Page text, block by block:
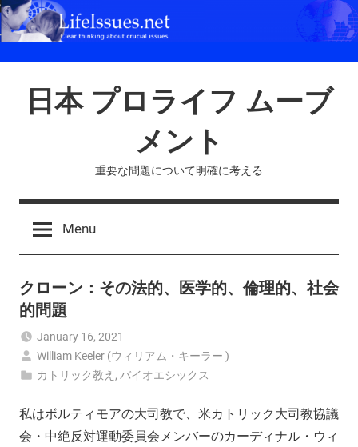
Skip
to
日本 プロライフ ムーブ
メント
重要な問題について明確に考える
Menu
クローン：その法的、医学的、倫理的、社会
的問題
January 16, 2021
William Keeler (ウィリアム・キーラー )
カトリック教え , バイオエシックス
私はボルティモアの大司教で、米カトリック大司教協議
会・中絶反対運動委員会メンバーのカーディナル・ウィ